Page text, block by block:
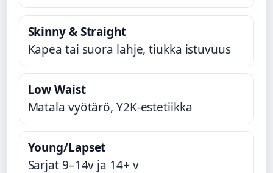
Skinny & Straight
Kapea tai suora lahje, tiukka istuvuus
Low Waist
Matala vyötärö, Y2K-estetiikka
Young/Lapset
Sarjat 9–14v ja 14+ v